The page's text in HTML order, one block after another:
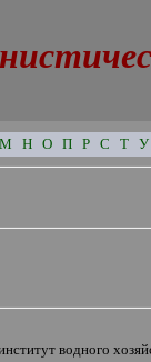
М Н О П Р С Т У
водного